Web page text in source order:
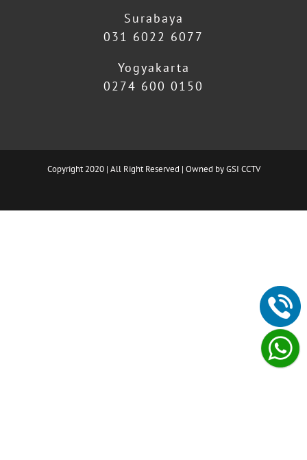
Surabaya
031 6022 6077
Yogyakarta
0274 600 0150
Copyright 2020 | All Right Reserved | Owned by GSI CCTV